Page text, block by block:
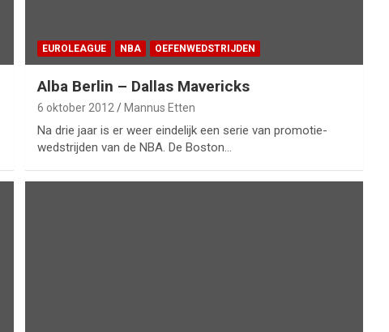
EUROLEAGUE NBA OEFENWEDSTRIJDEN
Alba Berlin – Dallas Mavericks
6 oktober 2012 Mannus Etten
Na drie jaar is er weer eindelijk een serie van promotie-
wedstrijden van de NBA. De Boston…